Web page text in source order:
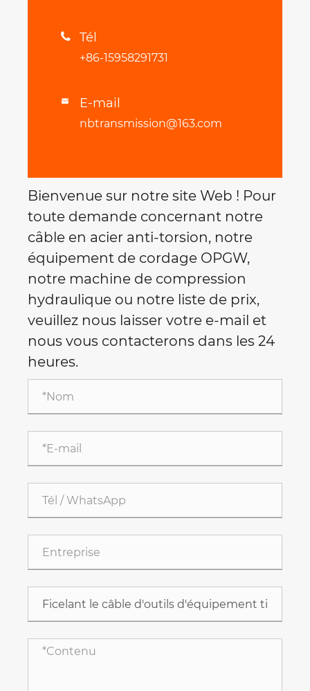
 Tél
+86-15958291731
 E-mail
nbtransmission@163.com
Bienvenue sur notre site Web ! Pour
toute demande concernant notre
câble en acier anti-torsion, notre
équipement de cordage OPGW,
notre machine de compression
hydraulique ou notre liste de prix,
veuillez nous laisser votre e-mail et
nous vous contacterons dans les 24
heures.